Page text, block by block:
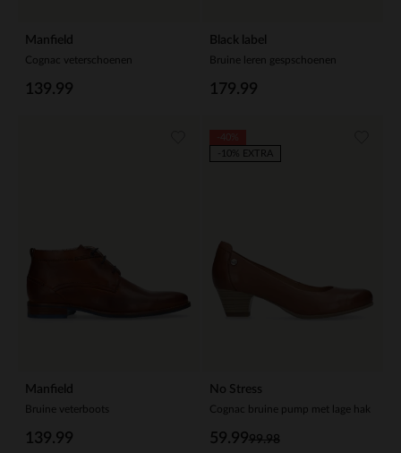
Manfield
Cognac veterschoenen
139.99
Black label
Bruine leren gespschoenen
179.99
Manfield
Bruine veterboots
139.99
No Stress
Cognac bruine pump met lage hak
99.98
59.99
-10% EXTRA